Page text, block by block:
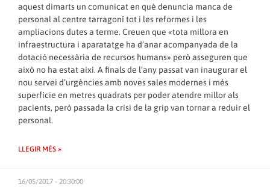
aquest dimarts un comunicat en què denuncia manca de
personal al centre tarragoní tot i les reformes i les
ampliacions dutes a terme. Creuen que «tota millora en
infraestructura i aparatatge ha d’anar acompanyada de la
dotació necessària de recursos humans» però asseguren que
això no ha estat així. A finals de l’any passat van inaugurar el
nou servei d’urgències amb noves sales modernes i més
superfície en metres quadrats per poder atendre millor als
pacients, però passada la crisi de la grip van tornar a reduir el
personal.
LLEGIR MÉS »
16/05/2017 - 20:30:00